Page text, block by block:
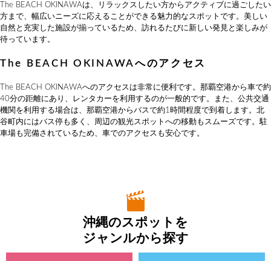
The BEACH OKINAWAは、リラックスしたい方からアクティブに過ごしたい
方まで、幅広いニーズに応えることができる魅力的なスポットです。美しい
自然と充実した施設が揃っているため、訪れるたびに新しい発見と楽しみが
待っています。
The BEACH OKINAWAへのアクセス
The BEACH OKINAWAへのアクセスは非常に便利です。那覇空港から車で約
40分の距離にあり、レンタカーを利用するのが一般的です。また、公共交通
機関を利用する場合は、那覇空港からバスで約1時間程度で到着します。北
谷町内にはバス停も多く、周辺の観光スポットへの移動もスムーズです。駐
車場も完備されているため、車でのアクセスも安心です。
沖縄のスポットを
ジャンルから探す